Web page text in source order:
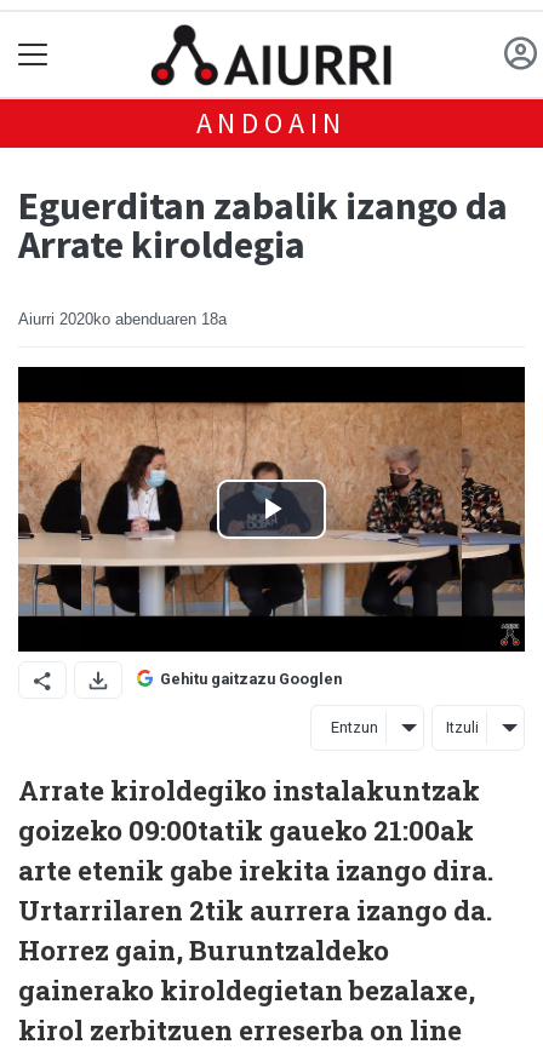
ANDOAIN
Eguerditan zabalik izango da
Arrate kiroldegia
Aiurri 2020ko abenduaren 18a
Gehitu gaitzazu Googlen
Entzun Itzuli
Arrate kiroldegiko instalakuntzak
goizeko 09:00tatik gaueko 21:00ak
arte etenik gabe irekita izango dira.
Urtarrilaren 2tik aurrera izango da.
Horrez gain, Buruntzaldeko
gainerako kiroldegietan bezalaxe,
kirol zerbitzuen erreserba on line